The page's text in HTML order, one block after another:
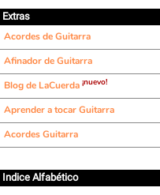
Extras
Acordes de Guitarra
Afinador de Guitarra
Blog de LaCuerda ¡nuevo!
Aprender a tocar Guitarra
Acordes Guitarra
Indice Alfabético